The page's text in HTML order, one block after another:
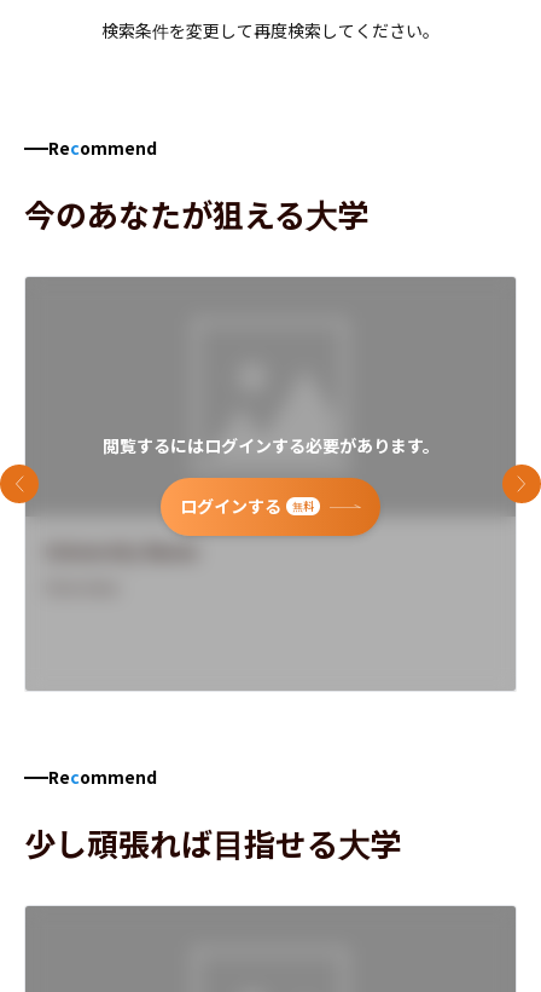
検索条件を変更して再度検索してください。
Recommend
今のあなたが狙える大学
閲覧するにはログインする必要があります。
ログインする 無料
前のスライド 次
Recommend
少し頑張れば目指せる大学